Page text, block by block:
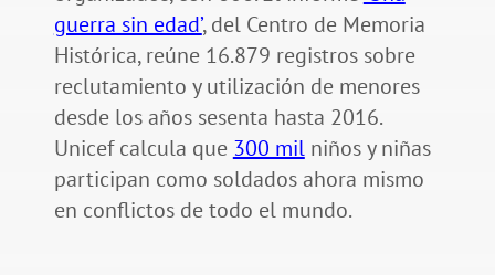
guerra sin edad’, del Centro de Memoria
Histórica, reúne 16.879 registros sobre
reclutamiento y utilización de menores
desde los años sesenta hasta 2016.
Unicef calcula que 300 milniños y niñas
participan como soldados ahora mismo
en conflictos de todo el mundo.